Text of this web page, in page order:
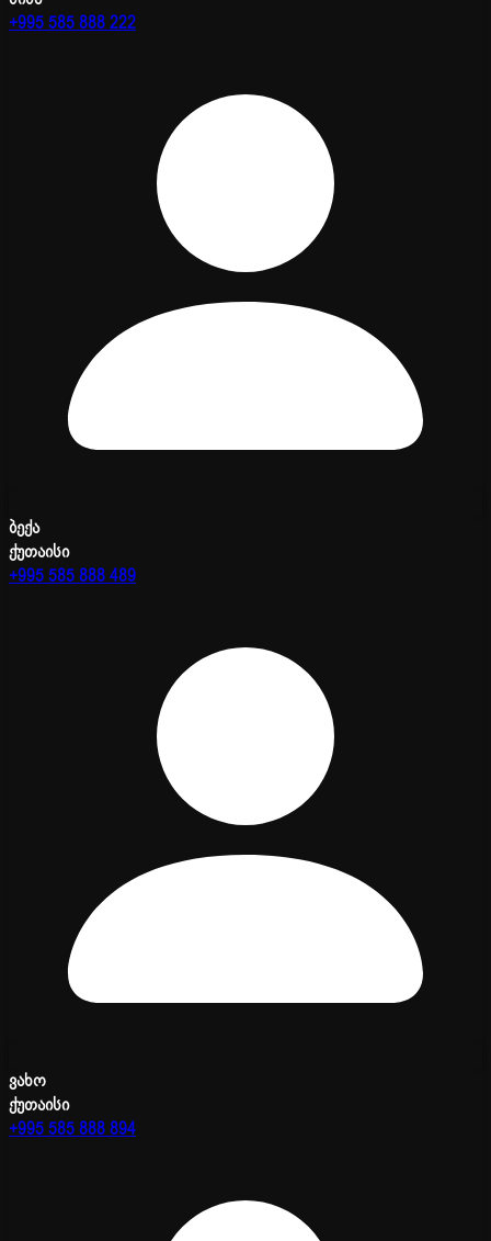
+995 585 888 222
ბექა
ქუთაისი
+995 585 888 489
ვახო
ქუთაისი
+995 585 888 894